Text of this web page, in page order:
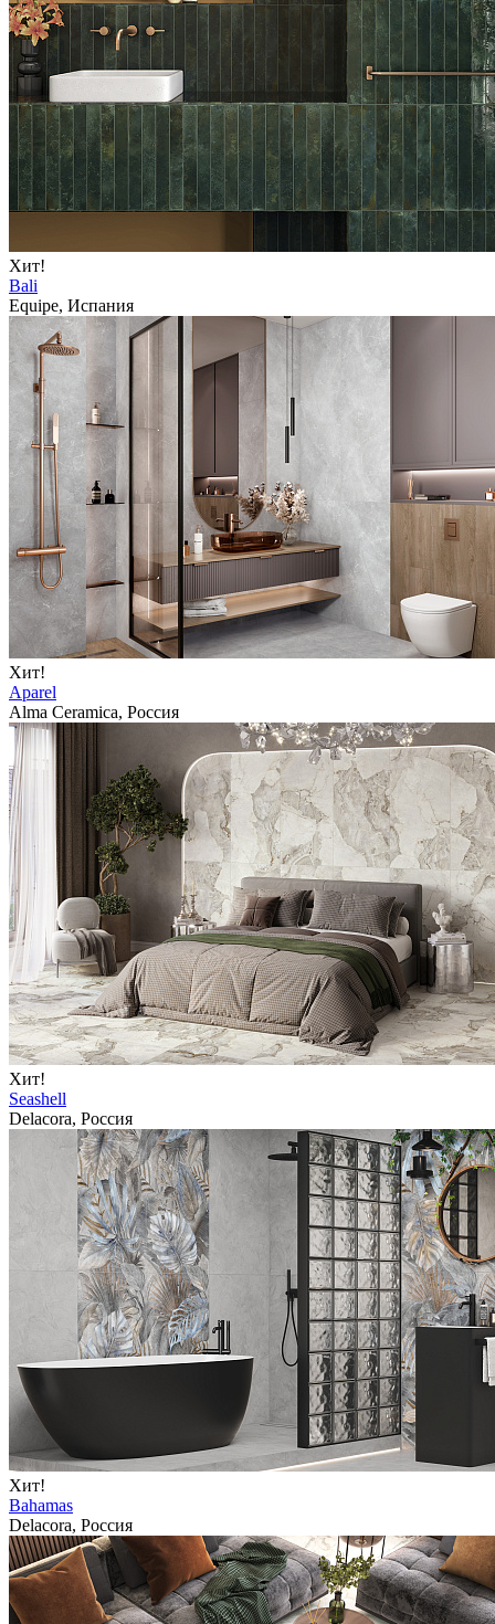
Хит!
Bali
Equipe, Испания
Хит!
Aparel
Alma Ceramica, Россия
Хит!
Seashell
Delacora, Россия
Хит!
Bahamas
Delacora, Россия